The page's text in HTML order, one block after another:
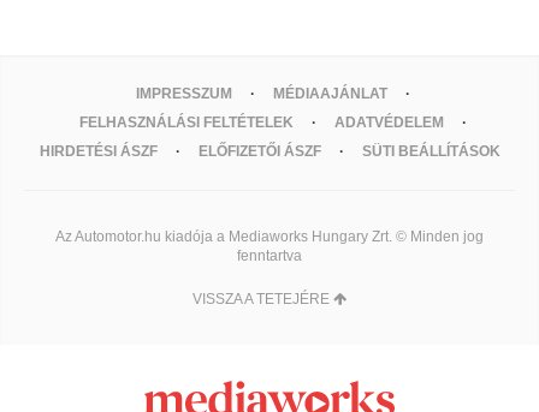
IMPRESSZUM
MÉDIAAJÁNLAT
FELHASZNÁLÁSI FELTÉTELEK
ADATVÉDELEM
HIRDETÉSI ÁSZF
ELŐFIZETŐI ÁSZF SÜTI BEÁLLÍTÁSOK
Az Automotor.hu kiadója a Mediaworks Hungary Zrt. © Minden jog
fenntartva
VISSZA A TETEJÉRE